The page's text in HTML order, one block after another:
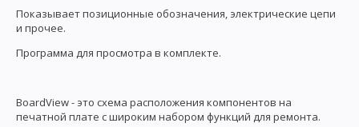
Показывает позиционные обозначения, электрические цепи
и прочее.
Программа для просмотра в комплекте.
BoardView - это схема расположения компонентов на
печатной плате с широким набором функций для ремонта.